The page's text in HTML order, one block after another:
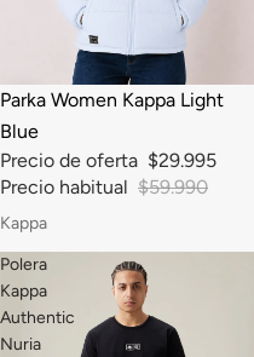
-50%
Parka Women Kappa Light
Blue
Precio de oferta $29.995
Precio habitual $59.990
Kappa
Polera
Kappa
Authentic
Nuria